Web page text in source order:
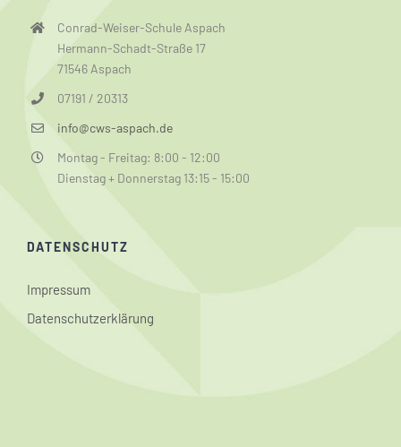
Conrad-Weiser-Schule Aspach
Hermann-Schadt-Straße 17
71546 Aspach
07191 / 20313
info@cws-aspach.de
Montag - Freitag: 8:00 - 12:00
Dienstag + Donnerstag 13:15 - 15:00
DATENSCHUTZ
Impressum
Datenschutzerklärung